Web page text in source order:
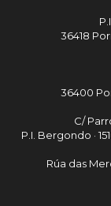
36418
36400
C/
P.I. Bergondo ·
Rúa das